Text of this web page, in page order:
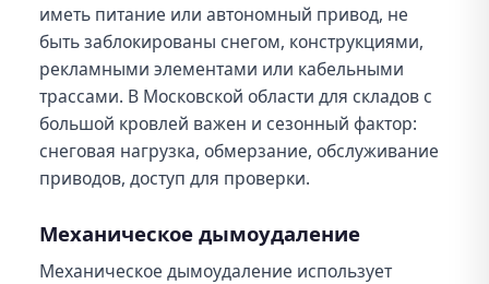
иметь питание или автономный привод, не
быть заблокированы снегом, конструкциями,
рекламными элементами или кабельными
трассами. В Московской области для складов с
большой кровлей важен и сезонный фактор:
снеговая нагрузка, обмерзание, обслуживание
приводов, доступ для проверки.
Механическое дымоудаление
Механическое дымоудаление использует